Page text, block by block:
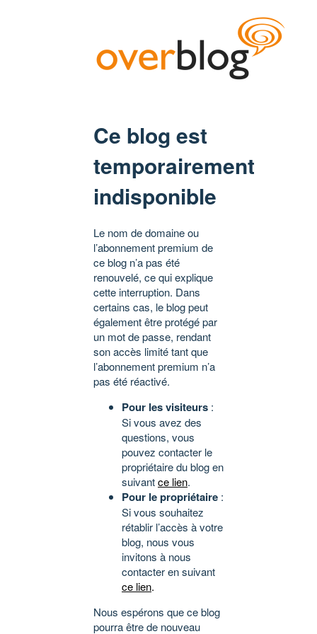
Ce blog est
temporairement
indisponible
Le nom de domaine ou
l’abonnement premium de
ce blog n’a pas été
renouvelé, ce qui explique
cette interruption. Dans
certains cas, le blog peut
également être protégé par
un mot de passe, rendant
son accès limité tant que
l’abonnement premium n’a
pas été réactivé.
Pour les visiteurs :
Si vous avez des
questions, vous
pouvez contacter le
propriétaire du blog en
suivantce lien.
Pour le propriétaire :
Si vous souhaitez
rétablir l’accès à votre
blog, nous vous
invitons à nous
contacter en suivant
ce lien.
Nous espérons que ce blog
pourra être de nouveau